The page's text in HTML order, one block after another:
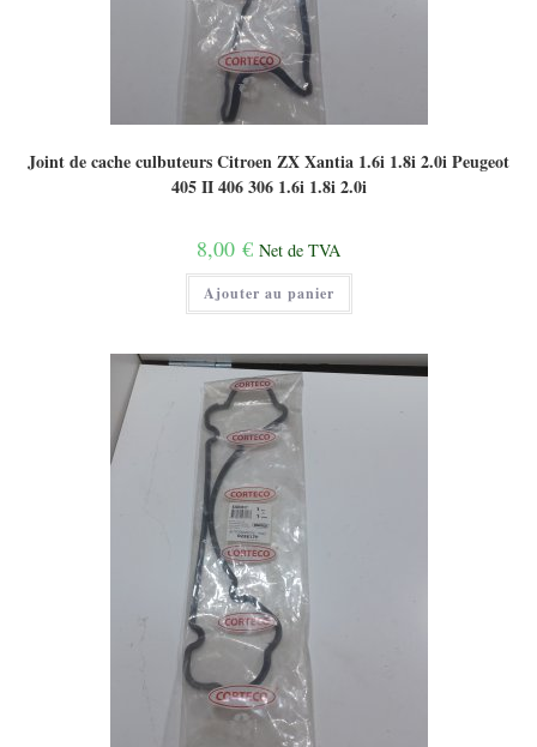
Joint de cache culbuteurs Citroen ZX Xantia 1.6i 1.8i 2.0i Peugeot
405 II 406 306 1.6i 1.8i 2.0i
8,00 € Net de TVA
Ajouter au panier